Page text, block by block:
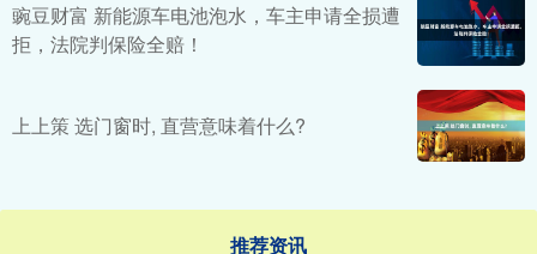
豌豆财富 新能源车电池泡水，车主申请全损遭
拒，法院判保险全赔！
上上策 选门窗时, 直营意味着什么?
推荐资讯